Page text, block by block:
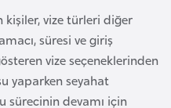
kişiler, vize türleri diğer
süresi ve giriş
vize seçeneklerinden
yaparken seyahat
sürecinin devamı için